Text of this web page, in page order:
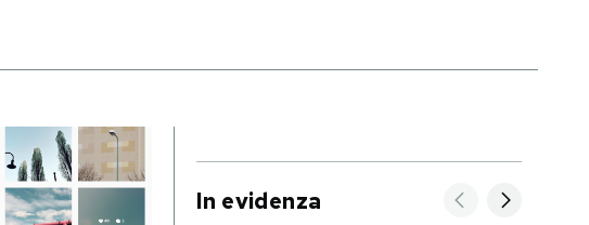
In evidenza